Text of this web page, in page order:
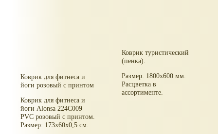
Коврик для фитнеса и
йоги розовый с принтом
Коврик для фитнеса и
йоги Alonsa 224С009
PVC розовый с принтом.
Размер: 173х60х0,5 см.
Коврик туристический
(пенка).
Размер: 1800х600 мм.
Расцветка в
ассортименте.